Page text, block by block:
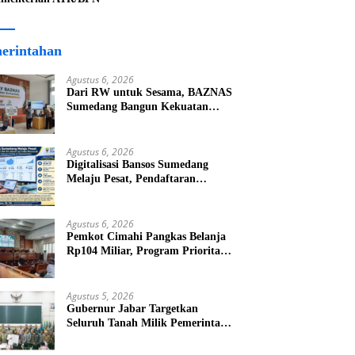
Agustus 6, 2026
Dari RW untuk Sesama, BAZNAS
Sumedang Bangun Kekuatan
Agustus 6, 2026
Digitalisasi Bansos Sumedang
Melaju Pesat, Pendaftaran
Agustus 6, 2026
Pemkot Cimahi Pangkas Belanja
Rp104 Miliar, Program Prioritas
Agustus 5, 2026
Gubernur Jabar Targetkan
Seluruh Tanah Milik Pemerintah